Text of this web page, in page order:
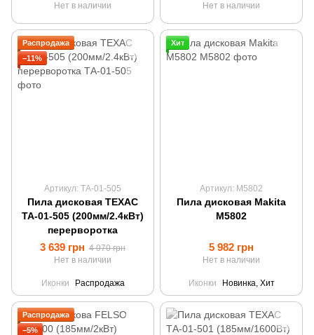
Нет в наличии Нет в наличии
Распродажа
−11%
Артикул: ТА-01-505
Пила дисковая ТЕХАС
ТА-01-505 (200мм/2.4кВт)
перерворотка
3 639 грн 4 070 грн
Нет в наличии
Иконки Распродажа
Хит
Артикул: M5802
Пила дисковая Makita
M5802
5 982 грн
Нет в наличии
Иконки Новинка, Хит
Распродажа
−5%